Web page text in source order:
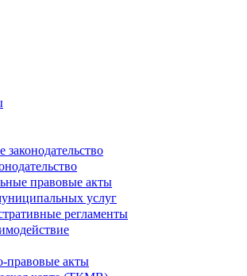
законодательство
правовые акты
услуг
регламенты
правовые акты